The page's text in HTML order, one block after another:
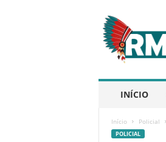
e
p
ó
INÍCIO
Início Policial
POLICIAL